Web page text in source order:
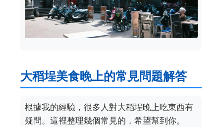
大稻埕美食晚上的常見問題解答
根據我的經驗，很多人對大稻埕晚上吃東西有
疑問。這裡整理幾個常見的，希望幫到你。